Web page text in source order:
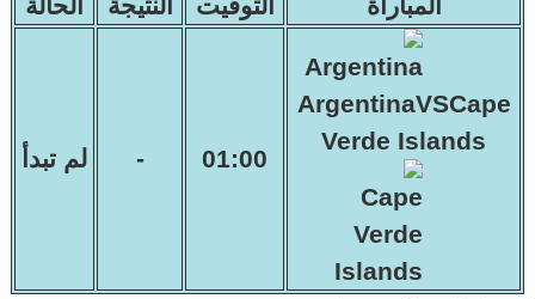
ArgentinaVSCape
Verde Islands
01:00
- لم تبدأ